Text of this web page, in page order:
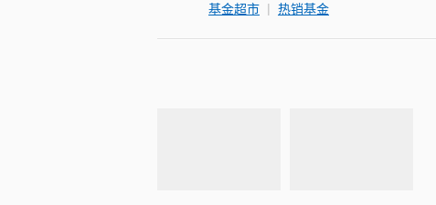
基金超市 | 热销基金